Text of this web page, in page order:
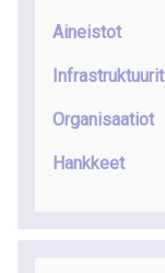
Aineistot
Infrastruktuurit
Organisaatiot
Hankkeet